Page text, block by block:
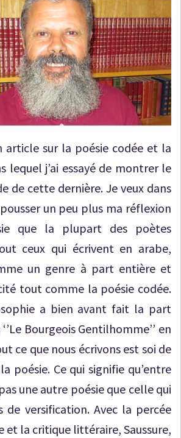
article sur la poésie codée et la
lequel j’ai essayé de montrer le
de cette dernière. Je veux dans
un peu plus ma réflexion
que la plupart des poètes
ceux qui écrivent en arabe,
un genre à part entière et
tout comme la poésie codée.
a bien avant fait la part
Bourgeois Gentilhomme’’ en
ce que nous écrivons est soi de
poésie. Ce qui signifie qu’entre
une autre poésie que celle qui
de versification. Avec la percée
et la critique littéraire, Saussure,